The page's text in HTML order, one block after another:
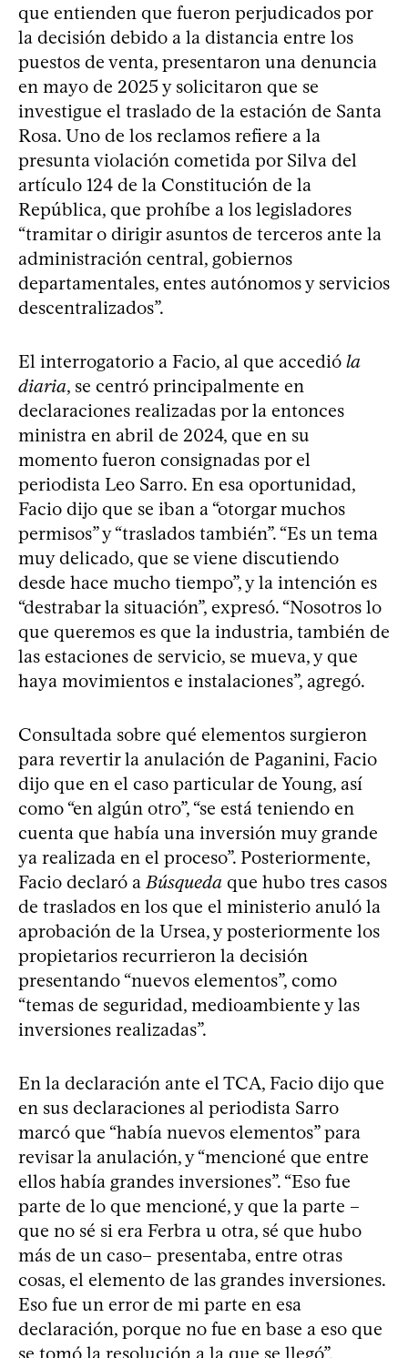
que entienden que fueron perjudicados por
la decisión debido a la distancia entre los
puestos de venta, presentaron una denuncia
en mayo de 2025 y solicitaron que se
investigue el traslado de la estación de Santa
Rosa. Uno de los reclamos refiere a la
presunta violación cometida por Silva del
artículo 124 de la Constitución de la
República, que prohíbe a los legisladores
“tramitar o dirigir asuntos de terceros ante la
administración central, gobiernos
departamentales, entes autónomos y servicios
descentralizados”.
El interrogatorio a Facio, al que accedió la
diaria, se centró principalmente en
declaraciones realizadas por la entonces
ministra en abril de 2024, que en su
momento fueron consignadas por el
periodista Leo Sarro. En esa oportunidad,
Facio dijo que se iban a “otorgar muchos
permisos” y “traslados también”. “Es un tema
muy delicado, que se viene discutiendo
desde hace mucho tiempo”, y la intención es
“destrabar la situación”, expresó. “Nosotros lo
que queremos es que la industria, también de
las estaciones de servicio, se mueva, y que
haya movimientos e instalaciones”, agregó.
Consultada sobre qué elementos surgieron
para revertir la anulación de Paganini, Facio
dijo que en el caso particular de Young, así
como “en algún otro”, “se está teniendo en
cuenta que había una inversión muy grande
ya realizada en el proceso”. Posteriormente,
Facio declaró a Búsqueda que hubo tres casos
de traslados en los que el ministerio anuló la
aprobación de la Ursea, y posteriormente los
propietarios recurrieron la decisión
presentando “nuevos elementos”, como
“temas de seguridad, medioambiente y las
inversiones realizadas”.
En la declaración ante el TCA, Facio dijo que
en sus declaraciones al periodista Sarro
marcó que “había nuevos elementos” para
revisar la anulación, y “mencioné que entre
ellos había grandes inversiones”. “Eso fue
parte de lo que mencioné, y que la parte –
que no sé si era Ferbra u otra, sé que hubo
más de un caso– presentaba, entre otras
cosas, el elemento de las grandes inversiones.
Eso fue un error de mi parte en esa
declaración, porque no fue en base a eso que
se tomó la resolución a la que se llegó”,